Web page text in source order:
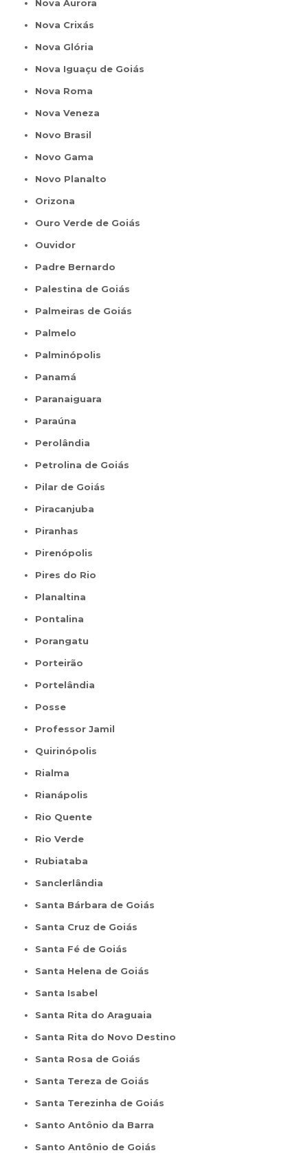
Nova Aurora
Nova Crixás
Nova Glória
Nova Iguaçu de Goiás
Nova Roma
Nova Veneza
Novo Brasil
Novo Gama
Novo Planalto
Orizona
Ouro Verde de Goiás
Ouvidor
Padre Bernardo
Palestina de Goiás
Palmeiras de Goiás
Palmelo
Palminópolis
Panamá
Paranaiguara
Paraúna
Perolândia
Petrolina de Goiás
Pilar de Goiás
Piracanjuba
Piranhas
Pirenópolis
Pires do Rio
Planaltina
Pontalina
Porangatu
Porteirão
Portelândia
Posse
Professor Jamil
Quirinópolis
Rialma
Rianápolis
Rio Quente
Rio Verde
Rubiataba
Sanclerlândia
Santa Bárbara de Goiás
Santa Cruz de Goiás
Santa Fé de Goiás
Santa Helena de Goiás
Santa Isabel
Santa Rita do Araguaia
Santa Rita do Novo Destino
Santa Rosa de Goiás
Santa Tereza de Goiás
Santa Terezinha de Goiás
Santo Antônio da Barra
Santo Antônio de Goiás